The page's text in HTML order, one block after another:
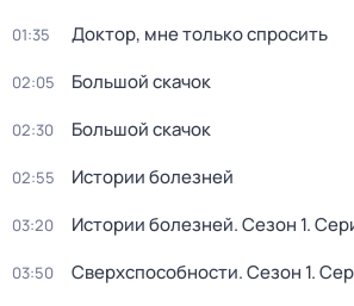
01:35 Доктор, мне только спросить
02:05 Большой скачок
02:30 Большой скачок
02:55 Истории болезней
03:20 Истории болезней. Сезон 1.
03:50 Сверхспособности. Сезон 1.